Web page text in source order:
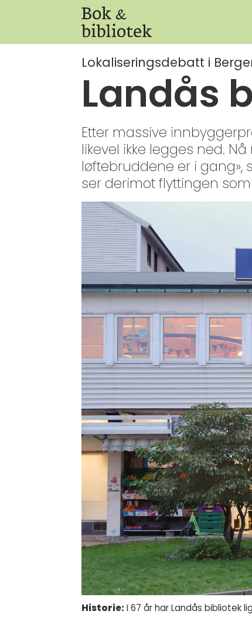
Lokaliseringsdebatt i
Landås
Etter massive
likevel ikke legges ned.
løftebruddene er i gang»,
ser derimot flyttingen som
Historie: I 67 år har Landås bibliotek